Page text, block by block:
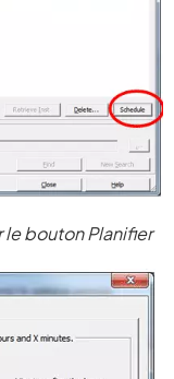
bouton Planifier